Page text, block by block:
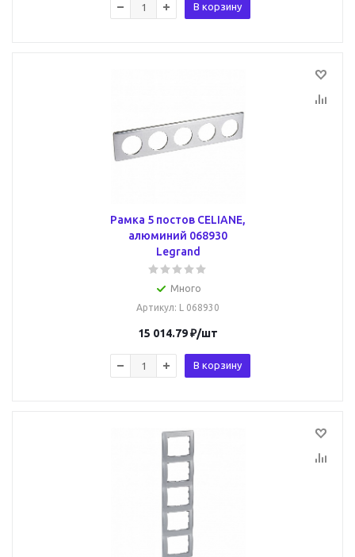
В корзину
Рамка 5 постов CELIANE,
алюминий 068930
Legrand
Много
Артикул: L 068930
15 014.79₽/шт
В корзину